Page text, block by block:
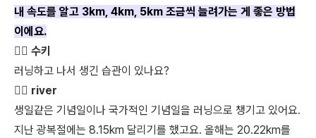
내 속도를 알고 3km, 4km, 5km 조금씩 늘려가는 게 좋은 방법
이에요.
👩‍⚖️ 수키
러닝하고 나서 생긴 습관이 있나요?
🏃‍♀️ river
생일같은 기념일이나 국가적인 기념일을 러닝으로 챙기고 있어요.
지난 광복절에는 8.15km 달리기를 했고요. 올해는 20.22km를